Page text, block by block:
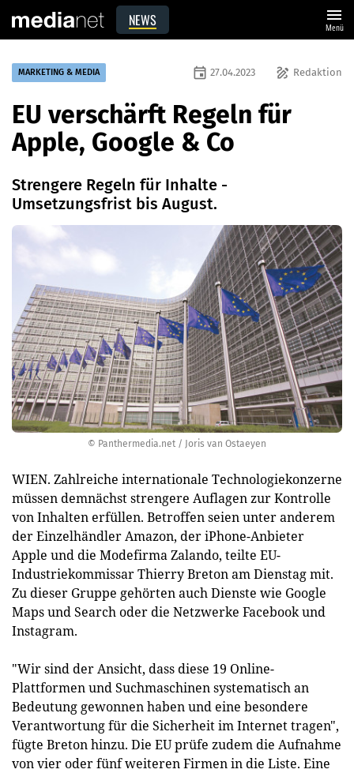
NEWS menu
Menü
© Panthermedia.net / Joris van Ostaeyen
MARKETING & MEDIA draw Redaktion
event 27.04.2023
EU verschärft Regeln für
Apple, Google & Co
Strengere Regeln für Inhalte -
Umsetzungsfrist bis August.
WIEN. Zahlreiche internationale Technologiekonzerne
müssen demnächst strengere Auflagen zur Kontrolle
von Inhalten erfüllen. Betroffen seien unter anderem
der Einzelhändler Amazon, der iPhone-Anbieter
Apple und die Modefirma Zalando, teilte EU-
Industriekommissar Thierry Breton am Dienstag mit.
Zu dieser Gruppe gehörten auch Dienste wie Google
Maps und Search oder die Netzwerke Facebook und
Instagram.
"Wir sind der Ansicht, dass diese 19 Online-
Plattformen und Suchmaschinen systematisch an
Bedeutung gewonnen haben und eine besondere
Verantwortung für die Sicherheit im Internet tragen",
fügte Breton hinzu. Die EU prüfe zudem die Aufnahme
von vier oder fünf weiteren Firmen in die Liste. Eine